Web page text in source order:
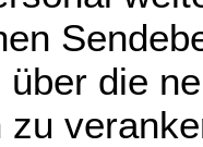
über die
zu